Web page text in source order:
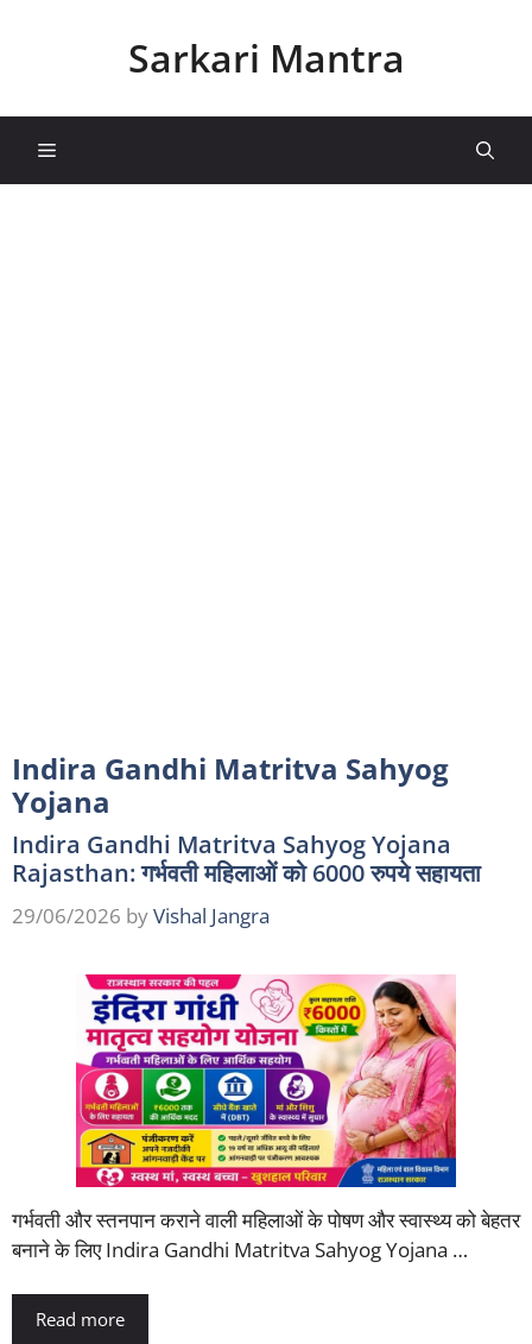
Sarkari Mantra
Menu
Indira Gandhi Matritva Sahyog
Yojana
Indira Gandhi Matritva Sahyog Yojana
Rajasthan: गर्भवती महिलाओं को 6000 रुपये सहायता
29/06/2026 byVishal Jangra
गर्भवती और स्तनपान कराने वाली महिलाओं के पोषण और स्वास्थ्य को बेहतर
बनाने के लिए Indira Gandhi Matritva Sahyog Yojana …
Read more